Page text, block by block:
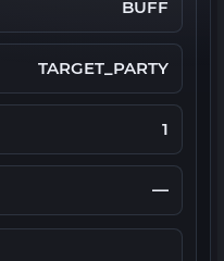
BUFF
TARGET_PARTY
1
—